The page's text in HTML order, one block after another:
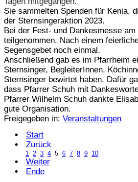
Sie sammelten Spenden für Kenia,
der Sternsingeraktion 2023.
Bei der Fest- und Dankesmesse
teilgenommen. Nach einem
Segensgebet noch einmal.
Anschließend gab es im Pfarrheim
Sternsinger, BegleiterInnen,
Sternsinger bewirtet haben. Dafür
dass Pfarrer Schuh mit
Pfarrer Wilhelm Schuh dankte
gute Organisation.
Freigegeben in: Veranstaltungen
Start
Zurück
1 2 3 4 5 6 7 8 9 10
Weiter
Ende